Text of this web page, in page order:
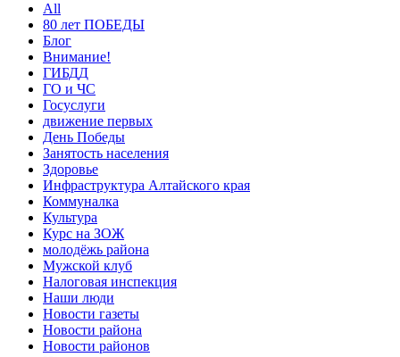
All
80 лет ПОБЕДЫ
Блог
Внимание!
ГИБДД
ГО и ЧС
Госуслуги
движение первых
День Победы
Занятость населения
Здоровье
Инфраструктура Алтайского края
Коммуналка
Культура
Курс на ЗОЖ
молодёжь района
Мужской клуб
Налоговая инспекция
Наши люди
Новости газеты
Новости района
Новости районов